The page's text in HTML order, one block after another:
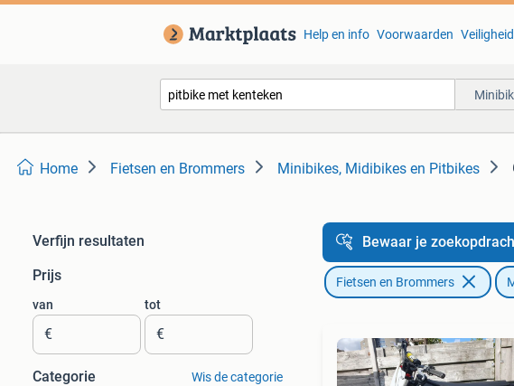
Help en info Voorwaarden
Home Fietsen en Brommers Minibikes, Midibikes en Pitbikes
Verfijn resultaten
Prijs
van
€
tot
€
Categorie Wis de categorie
Bewaar je
Fietsen en Brommers